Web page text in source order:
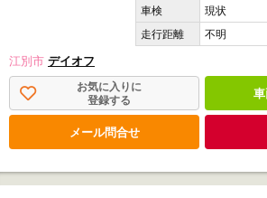
現状
不明
江別市 デイオフ
お気に入りに
登録する
メール問合せ